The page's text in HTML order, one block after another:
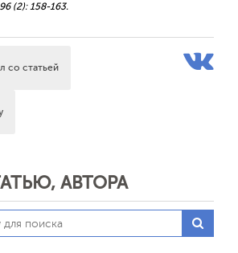
(2): 158-163.
со статьей
АВТОРА